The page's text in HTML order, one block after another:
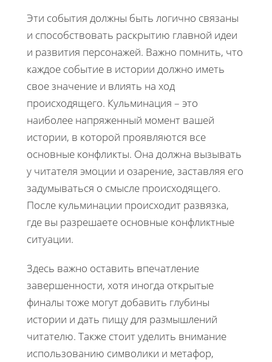
Эти события должны быть логично связаны
и способствовать раскрытию главной идеи
и развития персонажей. Важно помнить, что
каждое событие в истории должно иметь
свое значение и влиять на ход
происходящего. Кульминация – это
наиболее напряженный момент вашей
истории, в которой проявляются все
основные конфликты. Она должна вызывать
у читателя эмоции и озарение, заставляя его
задумываться о смысле происходящего.
После кульминации происходит развязка,
где вы разрешаете основные конфликтные
ситуации.
Здесь важно оставить впечатление
завершенности, хотя иногда открытые
финалы тоже могут добавить глубины
истории и дать пищу для размышлений
читателю. Также стоит уделить внимание
использованию символики и метафор,